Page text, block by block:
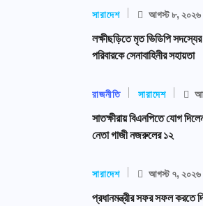
সারাদেশ আগস্ট ৮, ২০২৬
লক্ষীছড়িতে মৃত ভিডিপি সদস্যের
পরিবারকে সেনাবাহিনীর সহায়তা
রাজনীতি সারাদেশ
সাতক্ষীরায় বিএনপিতে যোগ
নেতা গাজী নজরুলের ১২
সারাদেশ আগস্ট ৭, ২০২৬
প্রধানমন্ত্রীর সফর সফল করতে